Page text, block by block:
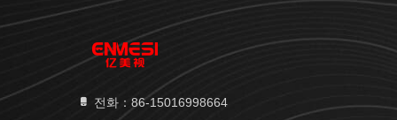
전화：86-15016998664